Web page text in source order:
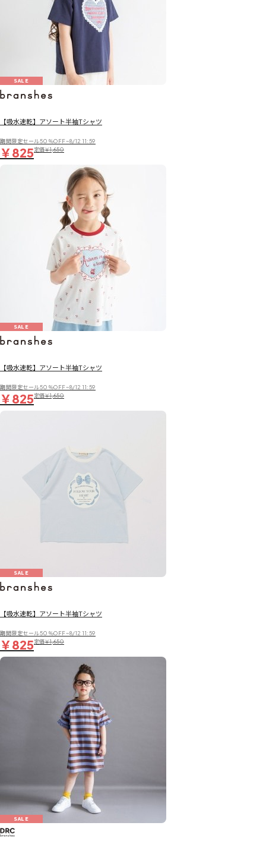
SALE
【吸水速乾】アソート半袖Tシャツ
期間限定セール50％OFF~8/12 11:59
￥825定価￥1,650
SALE
【吸水速乾】アソート半袖Tシャツ
期間限定セール50％OFF~8/12 11:59
￥825定価￥1,650
SALE
【吸水速乾】アソート半袖Tシャツ
期間限定セール50％OFF~8/12 11:59
￥825定価￥1,650
SALE